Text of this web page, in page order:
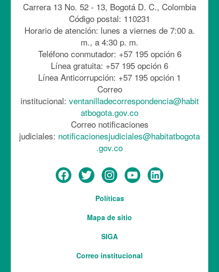
Carrera 13 No. 52 - 13, Bogotá D. C., Colombia
Código postal: 110231
Horario de atención: lunes a viernes de 7:00 a.
m., a 4:30 p. m.
Teléfono conmutador: +57 195 opción 6
Línea gratuita: +57 195 opción 6
Línea Anticorrupción: +57 195 opción 1
Correo
institucional: ventanilladecorrespondencia@habit
atbogota.gov.co
Correo notificaciones
judiciales: notificacionesjudiciales@habitatbogota
.gov.co
Políticas
Mapa de sitio
SIGA
Correo institucional